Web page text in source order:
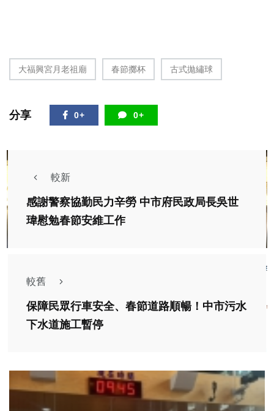
大福興宮月老祖廟 春節擲杯 古式拋繡球
分享 0+ 0+
較新
感謝警察協勤民力辛勞 中市府民政局長吳世
瑋慰勉春節安維工作
較舊
保障民眾行車安全、春節道路順暢！中市污水
下水道施工暫停